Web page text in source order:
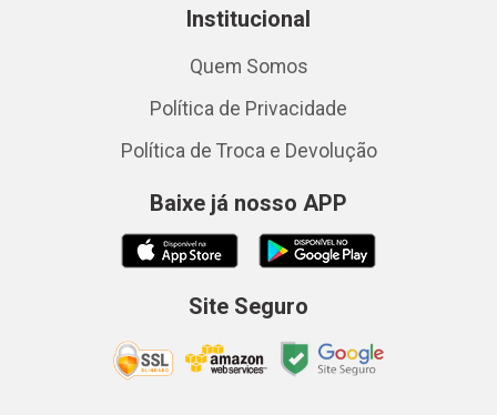
Institucional
Quem Somos
Política de Privacidade
Política de Troca e Devolução
Baixe já nosso APP
Site Seguro